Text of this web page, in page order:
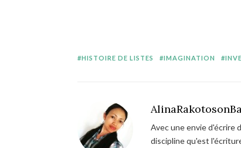
HISTOIRE DE LISTES IMAGINATION
Avec une envie d'écrire
discipline qu'est